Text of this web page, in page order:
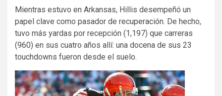
Mientras estuvo en Arkansas, Hillis desempeñó un
papel clave como pasador de recuperación. De hecho,
tuvo más yardas por recepción (1,197) que carreras
(960) en sus cuatro años allí: una docena de sus 23
touchdowns fueron desde el suelo.